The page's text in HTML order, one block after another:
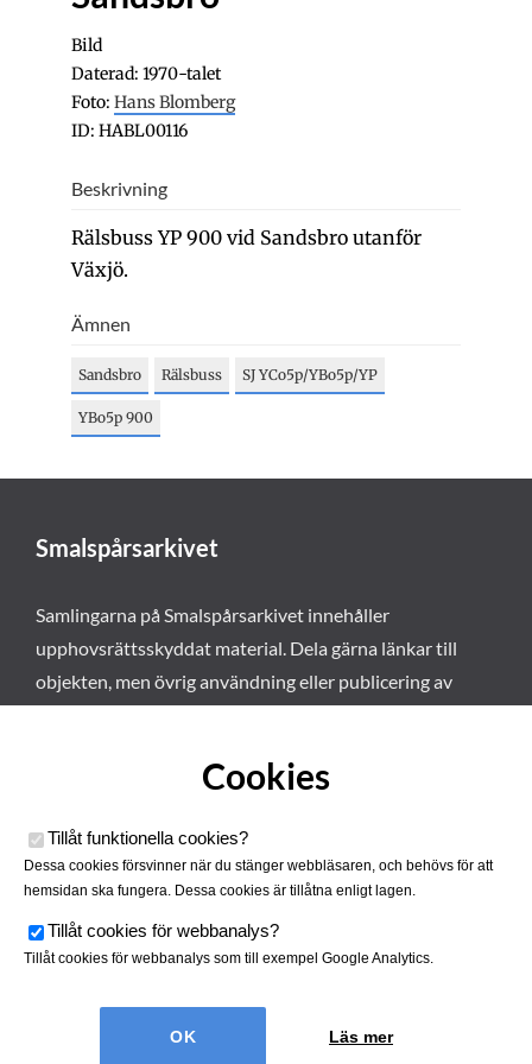
Bild
Daterad: 1970-talet
Foto: Hans Blomberg
ID: HABL00116
Beskrivning
Rälsbuss YP 900 vid Sandsbro utanför
Växjö.
Ämnen
Sandsbro Rälsbuss SJ YCo5p/YBo5p/YP
YBo5p 900
Smalspårsarkivet
Samlingarna på Smalspårsarkivet innehåller
upphovsrättsskyddat material. Dela gärna länkar till
objekten, men övrig användning eller publicering av
Smalspårsarkivet drivs av
Tjustbygdens Järnvägsförening
Cookies
Tillåt funktionella cookies?
Dessa cookies försvinner när du stänger webbläsaren, och behövs för att
hemsidan ska fungera. Dessa cookies är tillåtna enligt lagen.
Tillåt cookies för webbanalys?
Tillåt cookies för webbanalys som till exempel Google Analytics.
Läs mer